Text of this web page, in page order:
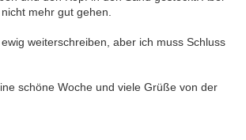
mehr gut gehen.
weiterschreiben, aber ich muss Schluss
schöne Woche und viele Grüße von der